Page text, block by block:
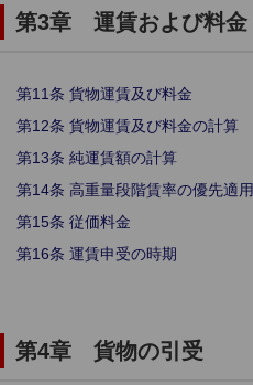
第3章 運賃および料金
第11条 貨物運賃及び料金
第12条 貨物運賃及び料金の計算
第13条 純運賃額の計算
第14条 高重量段階賃率の優先適用
第15条 従価料金
第16条 運賃申受の時期
第4章 貨物の引受